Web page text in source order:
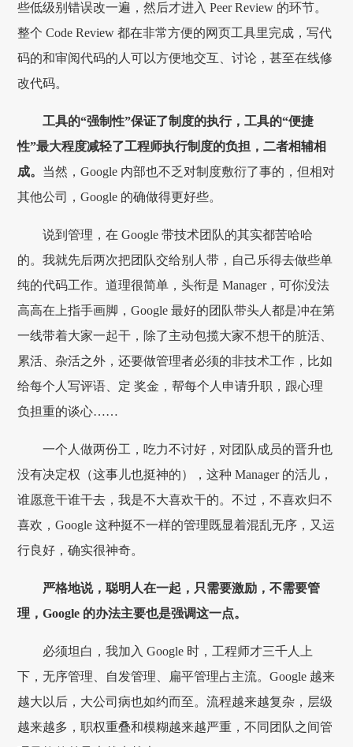
些低级别错误改一遍，然后才进入 Peer Review 的环节。
整个 Code Review 都在非常方便的网页工具里完成，写代
码的和审阅代码的人可以方便地交互、讨论，甚至在线修
改代码。
工具的“强制性”保证了制度的执行，工具的“便捷
性”最大程度减轻了工程师执行制度的负担，二者相辅相
成。 当然，Google 内部也不乏对制度敷衍了事的，但相对
其他公司，Google 的确做得更好些。
说到管理，在 Google 带技术团队的其实都苦哈哈
的。我就先后两次把团队交给别人带，自己乐得去做些单
纯的代码工作。道理很简单，头衔是 Manager，可你没法
高高在上指手画脚，Google 最好的团队带头人都是冲在第
一线带着大家一起干，除了主动包揽大家不想干的脏活、
累活、杂活之外，还要做管理者必须的非技术工作，比如
给每个人写评语、定 奖金，帮每个人申请升职，跟心理
负担重的谈心……
一个人做两份工，吃力不讨好，对团队成员的晋升也
没有决定权（这事儿也挺神的），这种 Manager 的活儿，
谁愿意干谁干去，我是不大喜欢干的。不过，不喜欢归不
喜欢，Google 这种挺不一样的管理既显着混乱无序，又运
行良好，确实很神奇。
严格地说，聪明人在一起，只需要激励，不需要管
理，Google 的办法主要也是强调这一点。
必须坦白，我加入 Google 时，工程师才三千人上
下，无序管理、自发管理、扁平管理占主流。Google 越来
越大以后，大公司病也如约而至。流程越来越复杂，层级
越来越多，职权重叠和模糊越来越严重，不同团队之间管